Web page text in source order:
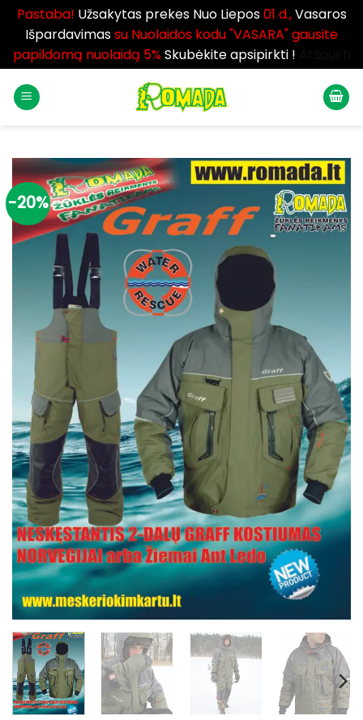
Pastaba! Užsakytas prekes Nuo Liepos01 d.,Vasaros
Išpardavimassu Nuolaidos kodu "VASARA" gausite
papildomą nuolaidą 5%Skubėkite apsipirkti !
-20%